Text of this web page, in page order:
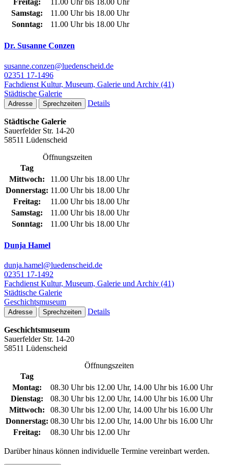
Freitag:
11.00 Uhr bis 18.00 Uhr
Samstag:
11.00 Uhr bis 18.00 Uhr
Sonntag:
11.00 Uhr bis 18.00 Uhr
Dr. Susanne Conzen
susanne.conzen@luedenscheid.de
02351 17-1496
Fachdienst Kultur, Museum, Galerie und Archiv (41)
Städtische Galerie
Adresse Sprechzeiten Details
Städtische Galerie
Sauerfelder Str. 14-20
58511 Lüdenscheid
Öffnungszeiten
Tag
Mittwoch:
11.00 Uhr bis 18.00 Uhr
Donnerstag: 11.00 Uhr bis 18.00 Uhr
Freitag:
11.00 Uhr bis 18.00 Uhr
Samstag:
11.00 Uhr bis 18.00 Uhr
Sonntag:
11.00 Uhr bis 18.00 Uhr
Dunja Hamel
dunja.hamel@luedenscheid.de
02351 17-1492
Fachdienst Kultur, Museum, Galerie und Archiv (41)
Städtische Galerie
Geschichtsmuseum
Adresse Sprechzeiten Details
Geschichtsmuseum
Sauerfelder Str. 14-20
58511 Lüdenscheid
Öffnungszeiten
Tag
Montag:
08.30 Uhr bis 12.00 Uhr, 14.00 Uhr bis 16.00 Uhr
Dienstag:
08.30 Uhr bis 12.00 Uhr, 14.00 Uhr bis 16.00 Uhr
Mittwoch:
08.30 Uhr bis 12.00 Uhr, 14.00 Uhr bis 16.00 Uhr
Donnerstag: 08.30 Uhr bis 12.00 Uhr, 14.00 Uhr bis 16.00 Uhr
Freitag:
08.30 Uhr bis 12.00 Uhr
Darüber hinaus können individuelle Termine vereinbart werden.